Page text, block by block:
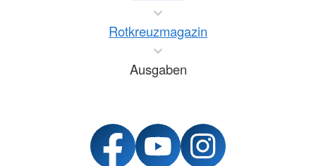
Rotkreuzmagazin
Ausgaben